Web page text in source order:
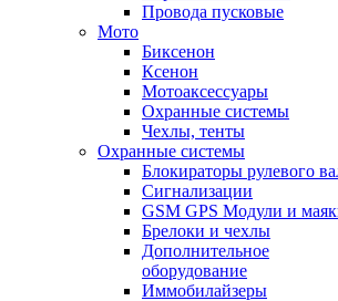
Провода пусковые
Мото
Биксенон
Ксенон
Мотоаксессуары
Охранные системы
Чехлы, тенты
Охранные системы
Блокираторы рулевого
Сигнализации
GSM GPS Модули и
Брелоки и чехлы
Дополнительное
оборудование
Иммобилайзеры